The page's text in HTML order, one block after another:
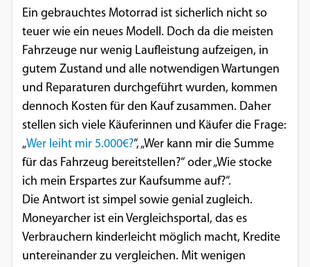
Ein gebrauchtes Motorrad ist sicherlich nicht so
teuer wie ein neues Modell. Doch da die meisten
Fahrzeuge nur wenig Laufleistung aufzeigen, in
gutem Zustand und alle notwendigen Wartungen
und Reparaturen durchgeführt wurden, kommen
dennoch Kosten für den Kauf zusammen. Daher
stellen sich viele Käuferinnen und Käufer die Frage:
„Wer leiht mir 5.000€?“, „Wer kann mir die Summe
für das Fahrzeug bereitstellen?“ oder „Wie stocke
ich mein Erspartes zur Kaufsumme auf?“.
Die Antwort ist simpel sowie genial zugleich.
Moneyarcher ist ein Vergleichsportal, das es
Verbrauchern kinderleicht möglich macht, Kredite
untereinander zu vergleichen. Mit wenigen
Vimeo
Google Maps
Anbieter:
Google